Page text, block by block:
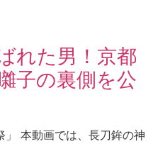
れた男！京都
子の裏側を公
本動画では、長刀鉾の神